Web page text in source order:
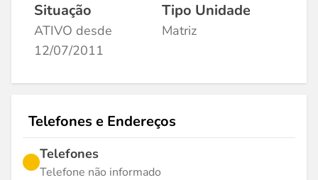
Situação
ATIVO desde
12/07/2011
Tipo Unidade
Matriz
Telefones e Endereços
Telefones
Telefone não informado